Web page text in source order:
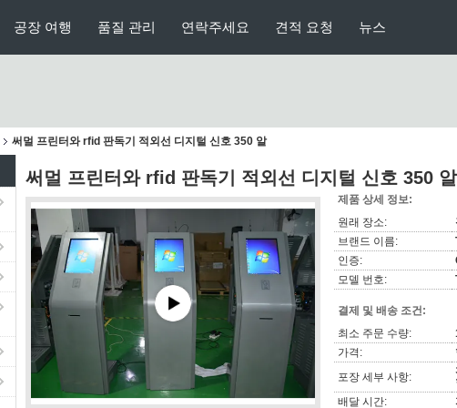
공장 여행 품질 관리 연락주세요 견적 요청 뉴스
써멀 프린터와 rfid 판독기 적외선 디지털 신호 350 알
써멀 프린터와 rfid 판독기 적외선 디지털 신호 350 알
제품 상세 정보:
원래 장소:
브랜드 이름:
인증:
모델 번호:
결제 및 배송 조건:
최소 주문 수량:
가격:
포장 세부 사항:
배달 시간: